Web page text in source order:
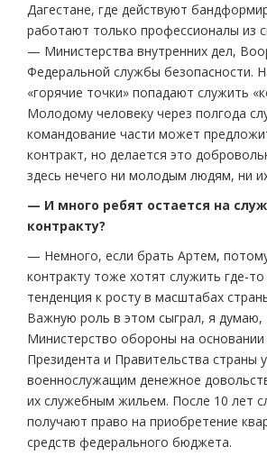
Дагестане, где действуют
работают только профессионалы из
— Министерства внутренних дел,
Федеральной службы безопасности.
«горячие точки» попадают служить
Молодому человеку через полгода
командование части может
контракт, но делается это
здесь нечего ни молодым людям, ни
— И много ребят остается на
контракту?
— Немного, если брать Артем,
контракту тоже хотят служить где-
тенденция к росту в масштабах
Важную роль в этом сыграл, я думаю,
Министерство обороны на
Президента и Правительства страны
военнослужащим денежное
их служебным жильем. После 10 лет
получают право на приобретение
средств федерального бюджета.